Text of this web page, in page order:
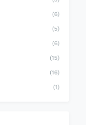
(6)
(5)
(6)
(15)
(16)
(1)